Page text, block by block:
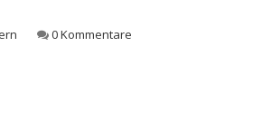
0 Kommentare